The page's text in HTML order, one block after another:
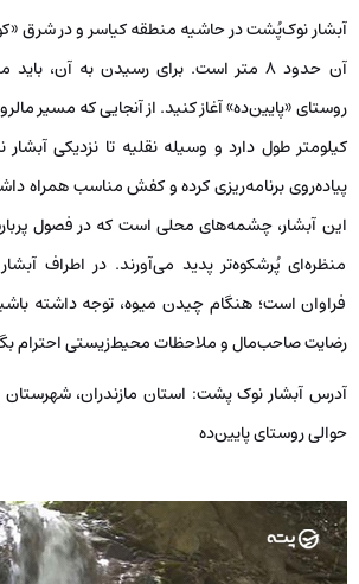
آبشار نوک‌پُشت در حاشیه منطقه کیاسر و در شرق «کوه
آن حدود ۸ متر است. برای رسیدن به آن،
کیلومتر طول دارد و وسیله نقلیه تا نزدیکی
پیاده‌روی برنامه‌ریزی کرده و کفش مناسب همراه
این آبشار، چشمه‌های محلی است که در فصول
منظره‌ای پُرشکوه‌تر پدید می‌آورند. در اطراف
فراوان است؛ هنگام چیدن میوه، توجه داشته
رضایت صاحب‌مال و ملاحظات محیط‌زیستی احترام
آدرس آبشار نوک پشت: استان مازندران، شهرستان
حوالی روستای پایین‌ده